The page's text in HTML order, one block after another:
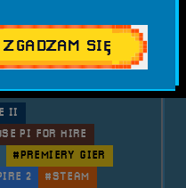
THE DARK AGES
YOTEI
2025
SILKSONG
II
PI FOR HIRE
#PREMIERY GIER
2
#STEAM
ZGADZAM SIĘ